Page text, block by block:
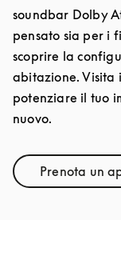
soundbar Dolby
pensato sia per i
scoprire la
abitazione. Visita
potenziare il tuo
nuovo.
Prenota un